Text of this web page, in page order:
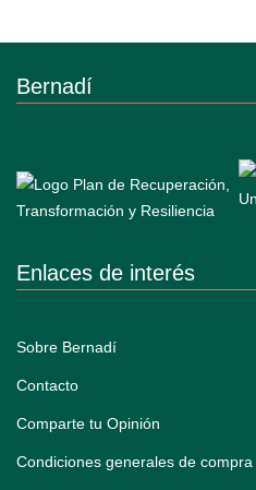
Bernadí
Enlaces de interés
Sobre Bernadí
Contacto
Comparte tu Opinión
Condiciones generales de compra